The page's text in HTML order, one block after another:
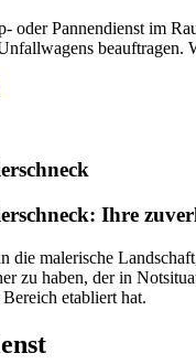
oder Pannendienst im
Ihre
die malerische
zu haben, der in
etabliert hat.